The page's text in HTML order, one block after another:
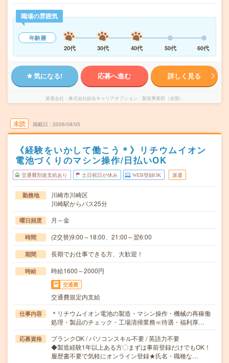
職場の雰囲気
年齢層
20代
30代 40代 50代 60代
気になる! 応募へ進む 詳しく見る
派遣会社 株式会社綜合キャリアオプション 製造事業部（全国）
未読 掲載日 2026/08/05
《経験をいかして働こう＊》リチウムイオン
電池づくりのマシン操作/日払いOK
交通費別途支給あり 土日祝日が休み WEB登録OK 派遣
勤務地
川崎市川崎区
川崎駅からバス25分
曜日頻度 月～金
時間 (2交替)9:00～18:00、21:00～翌6:00
期間 長期でお仕事できる方、大歓迎！
時給 時給1600～2000円
交通費
交通費規定内支給
仕事内容
＊リチウムイオン電池の製造・マシン操作・機械の再稼働
処理・製品のチェック・工場清掃業務≪待遇・福利厚…
応募資格
ブランクOK / パソコンスキル不要 / 英語力不要
◆製造経験1年以上ある方〇まずは事前登録だけでもOK！
履歴書不要で気軽にオンライン登録★氏名・職種な…